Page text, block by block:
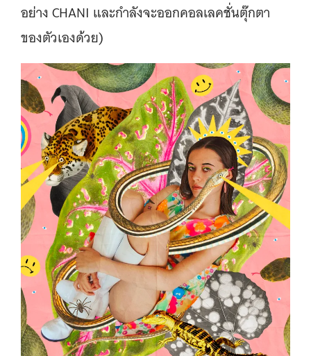
อย่าง CHANI และกำลังจะออกคอลเลคชั่นตุ๊กตา
ของตัวเองด้วย)